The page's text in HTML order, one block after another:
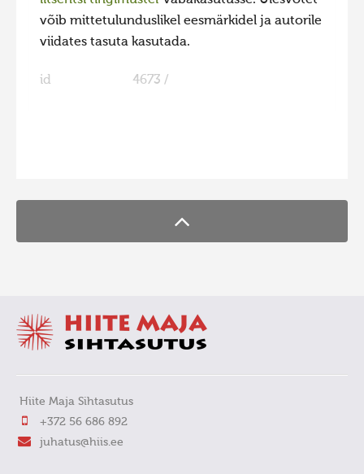
Hiite kuvavõistlus 2013
Hiite kuvavõistlus 2011
võib mittetulunduslikel eesmärkidel ja autorile
viidates tasuta kasutada.
id 4673 /
Hiite Maja Sihtasutus
+372 56 686 892
juhatus@hiis.ee